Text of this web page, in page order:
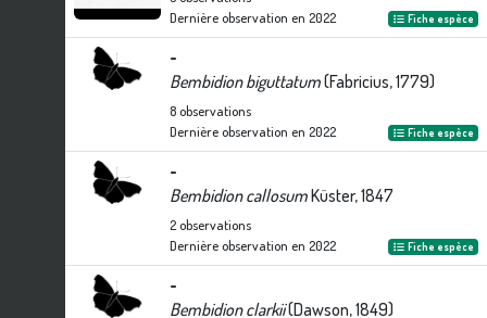
Dernière observation en 2022 Fiche espèce
-
Bembidion biguttatum(Fabricius, 1779)
8observations
Dernière observation en 2022 Fiche espèce
-
Bembidion callosumKüster, 1847
2observations
Dernière observation en 2022 Fiche espèce
-
Bembidion clarkii(Dawson, 1849)